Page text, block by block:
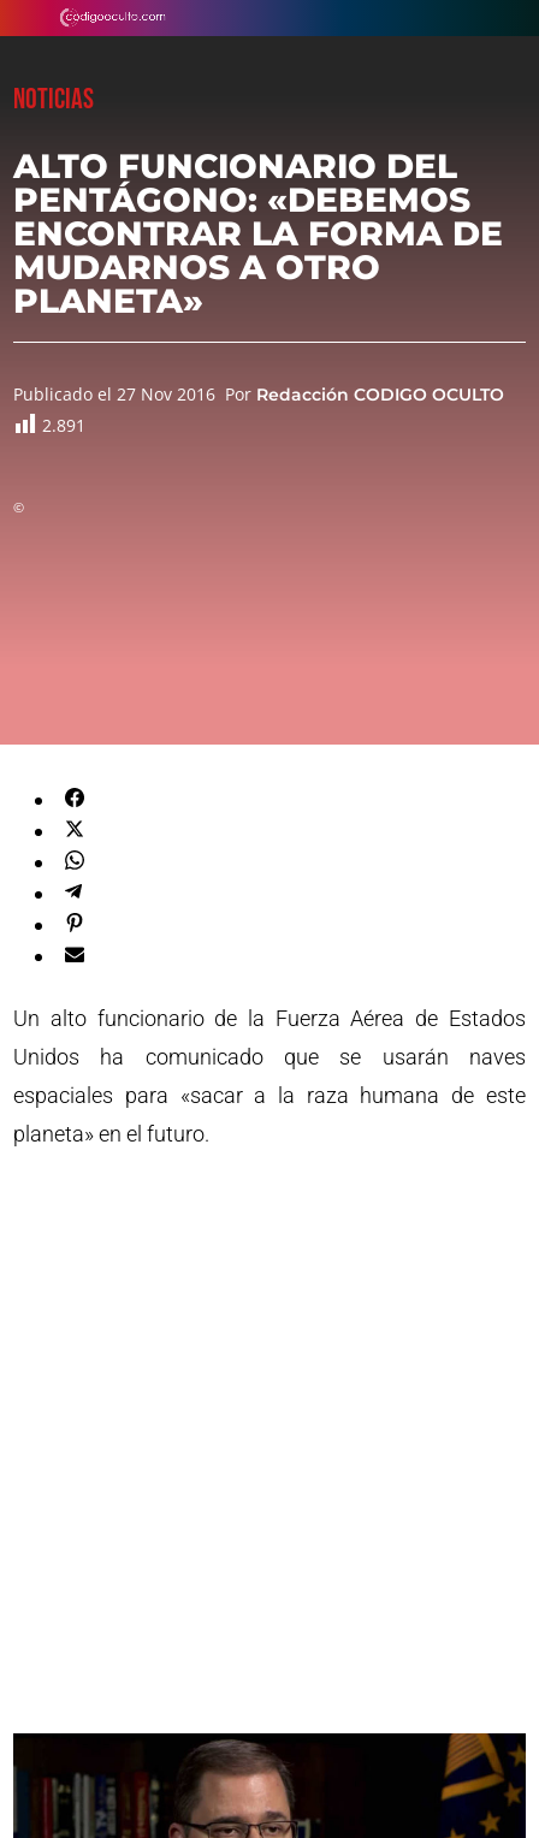
NOTICIAS
ALTO FUNCIONARIO DEL
PENTÁGONO: «DEBEMOS
ENCONTRAR LA FORMA DE
MUDARNOS A OTRO
PLANETA»
Publicado el 27 Nov 2016 Por Redacción CODIGO OCULTO
2.891
©
Un alto funcionario de la Fuerza Aérea de Estados
Unidos ha comunicado que se usarán naves
espaciales para «sacar a la raza humana de este
planeta» en el futuro.